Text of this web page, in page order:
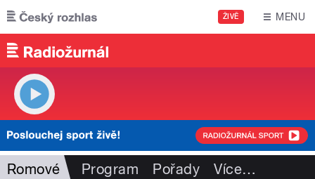
Přejít k hlavnímu obsahu
ŽIVĚ MENU
Romové Program Pořady Více…